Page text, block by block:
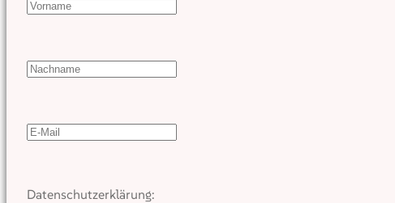
Datenschutzerklärung: